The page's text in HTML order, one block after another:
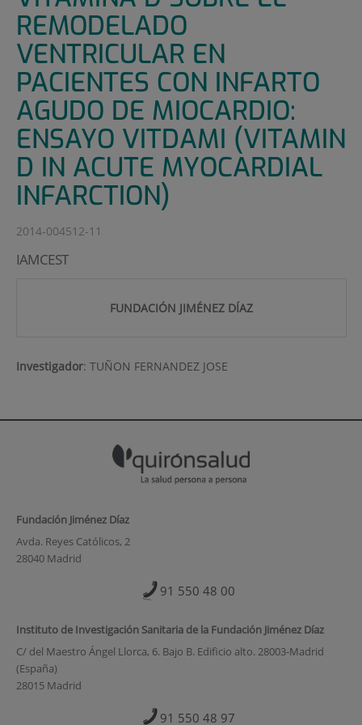
REMODELADO
VENTRICULAR EN
PACIENTES CON INFARTO
AGUDO DE MIOCARDIO:
ENSAYO VITDAMI (VITAMIN
D IN ACUTE MYOCARDIAL
INFARCTION)
2014-004512-11
IAMCEST
FUNDACIÓN JIMÉNEZ DÍAZ
Investigador: TUÑON FERNANDEZ JOSE
Fundación Jiménez Díaz
Avda. Reyes Católicos, 2
28040 Madrid
91 550 48 00
Instituto de Investigación Sanitaria de la Fundación Jiménez Díaz
C/ del Maestro Ángel Llorca, 6. Bajo B. Edificio alto. 28003-Madrid
(España)
28015 Madrid
91 550 48 97